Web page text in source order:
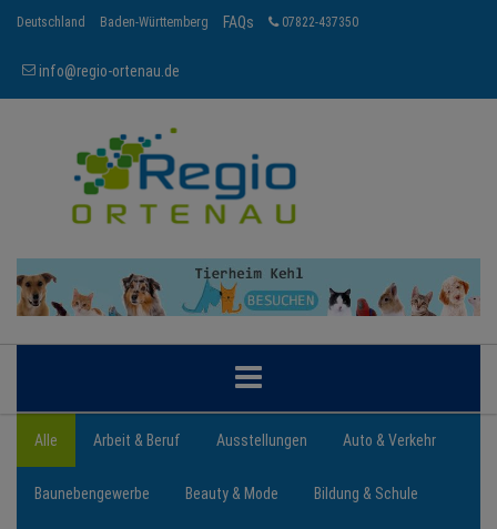
Deutschland Baden-Württemberg FAQs 07822-437350
info@regio-ortenau.de
ORTENAU
BRANCHEN
Alle Arbeit & Beruf Ausstellungen Auto & Verkehr
Baunebengewerbe Beauty & Mode Bildung & Schule